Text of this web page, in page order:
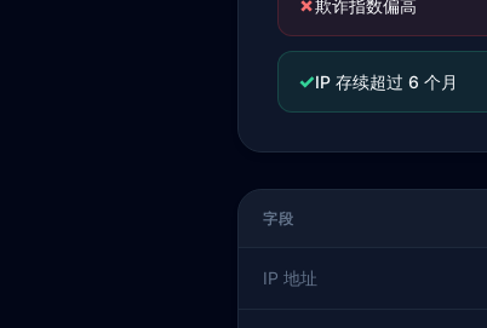
✗欺诈指数偏高
✓IP 存续超过 6 个月
字段
IP 地址